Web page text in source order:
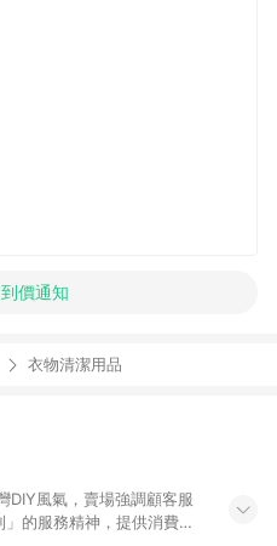
價通知
衣物清潔用品
DIY風氣，賣場強調顧客服
的服務精神，提供消費者